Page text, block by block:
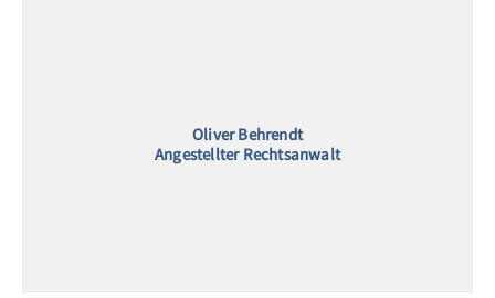
Oliver Behrendt
Angestellter Rechtsanwalt